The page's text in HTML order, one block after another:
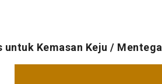
untuk Kemasan Keju / Mentega